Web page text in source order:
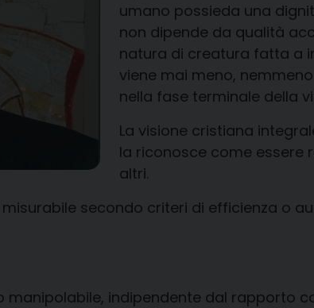
umano possieda una
non dipende da qualità
natura di creatura fatta a
viene mai meno,
nella fase terminale della
La visione cristiana
la riconosce come essere
altri.
secondo criteri di efficienza o
manipolabile, indipendente dal rapporto